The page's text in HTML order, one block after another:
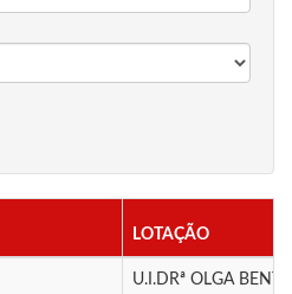
LOTAÇÃO
U.I.DRª OLGA